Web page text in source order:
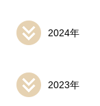
2024年
2023年